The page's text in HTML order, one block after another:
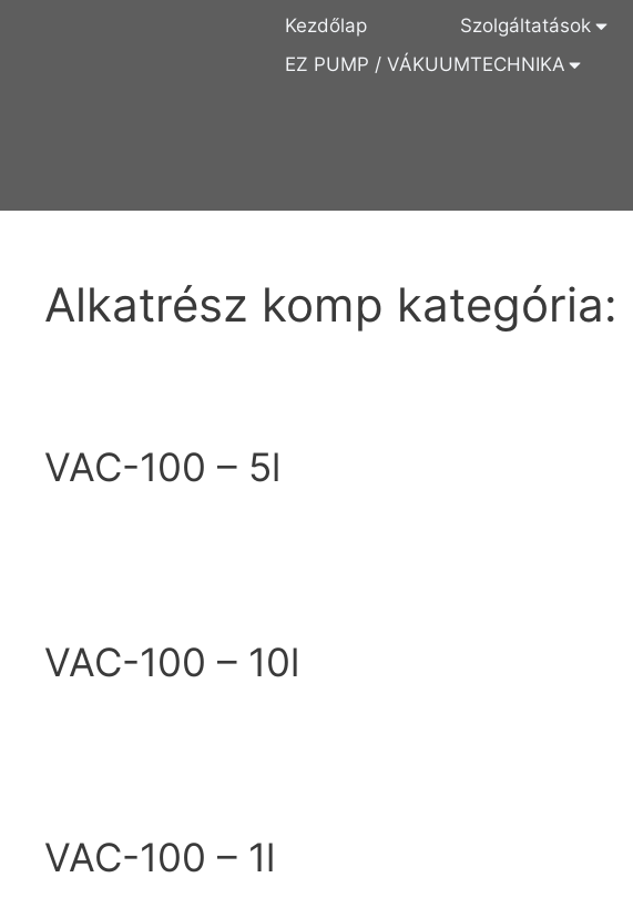
Kezdőlap Szolgáltatások
EZ PUMP / VÁKUUMTECHNIKA
Alkatrész komp kategória:
VAC-100 – 5l
VAC-100 – 10l
VAC-100 – 1l